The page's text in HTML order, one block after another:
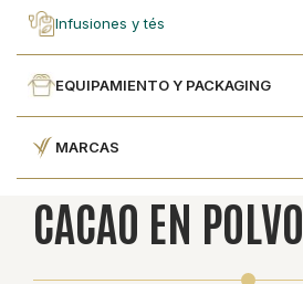
infusiones y tés
EQUIPAMIENTO Y PACKAGING
MARCAS
CACAO EN POLVO